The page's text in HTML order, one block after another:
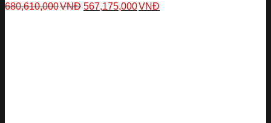
680,610,000VNĐ 567,175,000VNĐ